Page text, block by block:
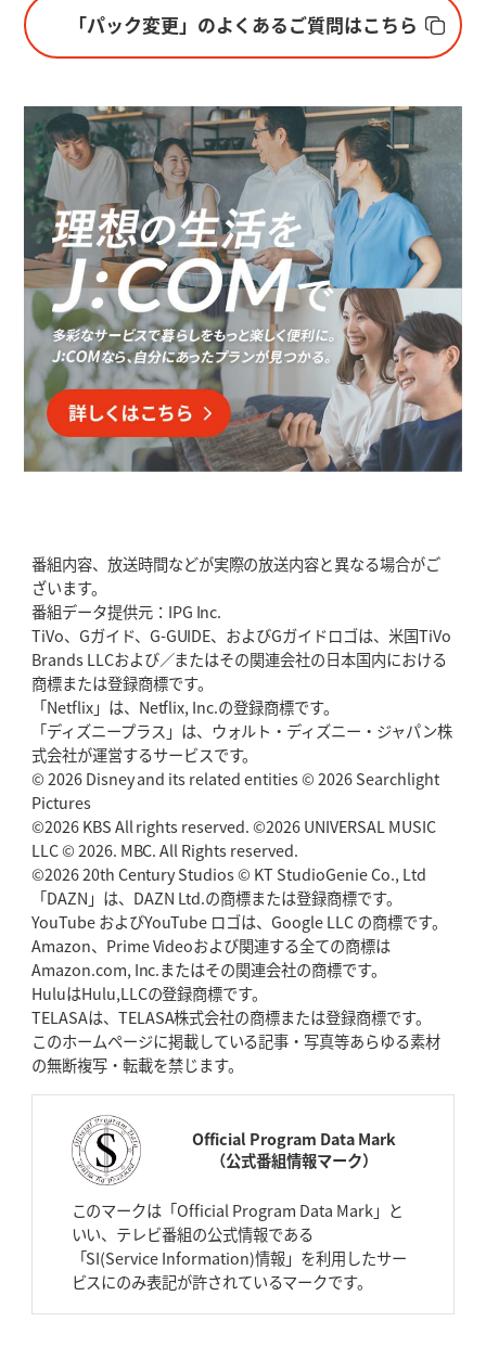
「パック変更」のよくあるご質問はこちら
番組内容、放送時間などが実際の放送内容と異なる場合がご
ざいます。
番組データ提供元：IPG Inc.
TiVo、Gガイド、G-GUIDE、およびGガイドロゴは、米国TiVo
Brands LLCおよび／またはその関連会社の日本国内における
商標または登録商標です。
「Netflix」は、Netflix, Inc.の登録商標です。
「ディズニープラス」は、ウォルト・ディズニー・ジャパン株
式会社が運営するサービスです。
© 2026 Disney and its related entities © 2026 Searchlight
Pictures
©2026 KBS All rights reserved. ©2026 UNIVERSAL MUSIC
LLC © 2026. MBC. All Rights reserved.
©2026 20th Century Studios © KT StudioGenie Co., Ltd
「DAZN」は、DAZN Ltd.の商標または登録商標です。
YouTube およびYouTube ロゴは、Google LLC の商標です。
Amazon、Prime Videoおよび関連する全ての商標は
Amazon.com, Inc.またはその関連会社の商標です。
HuluはHulu,LLCの登録商標です。
TELASAは、TELASA株式会社の商標または登録商標です。
このホームページに掲載している記事・写真等あらゆる素材
の無断複写・転載を禁じます。
Official Program Data Mark
（公式番組情報マーク）
このマークは「Official Program Data Mark」と
いい、テレビ番組の公式情報である
「SI(Service Information)情報」を利用したサー
ビスにのみ表記が許されているマークです。